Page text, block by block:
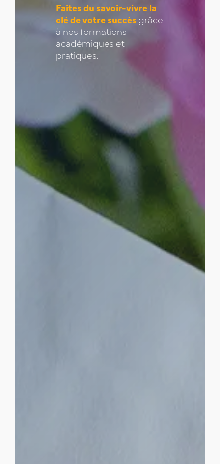
Faites du savoir-vivre la
clé de votre succès grâce
à nos formations
académiques et
pratiques.